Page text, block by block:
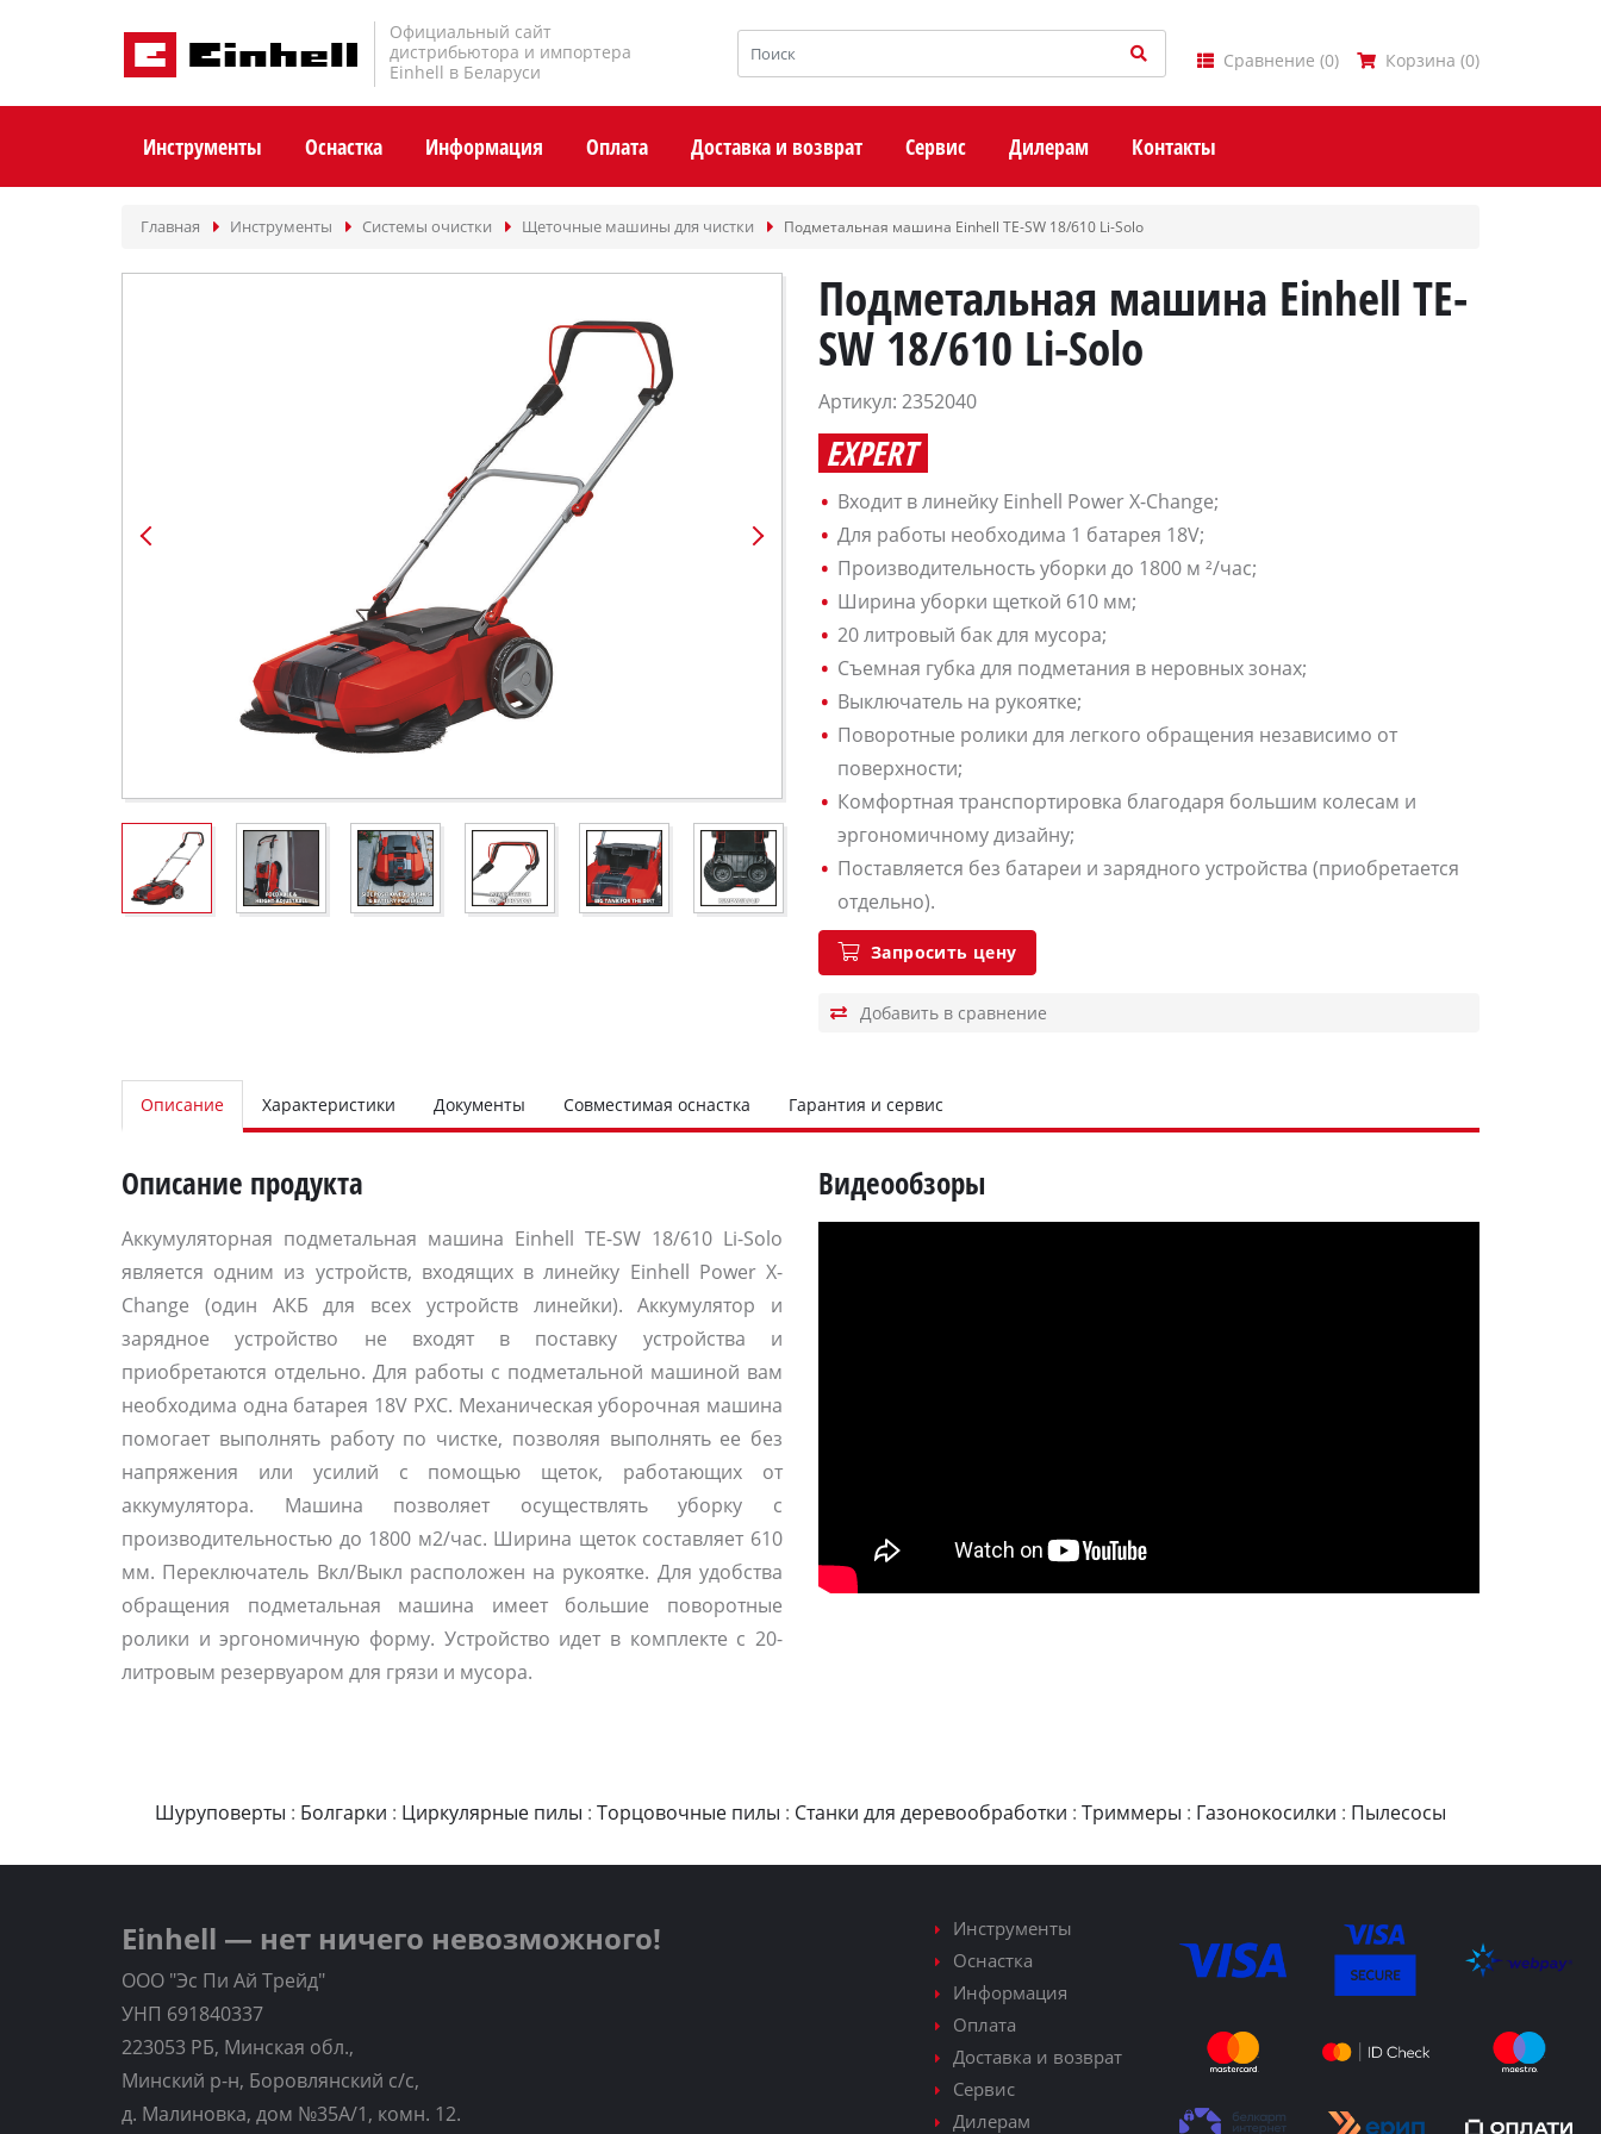
Официальный сайт
дистрибьютора и импортера
Einhell в Беларуси
Инструменты Оснастка Информация Оплата Доставка и возврат Сервис Дилерам Контакты
Сравнение (0) Корзина (0)
Главная Инструменты Системы очистки Щеточные машины для чистки Подметальная машина Einhell TE-SW 18/610 Li-Solo
Подметальная машина Einhell TE-
SW 18/610 Li-Solo
Артикул: 2352040
EXPERT
Входит в линейку Einhell Power X-Change;
Для работы необходима 1 батарея 18V;
Производительность уборки до 1800 м ²/час;
Ширина уборки щеткой 610 мм;
20 литровый бак для мусора;
Съемная губка для подметания в неровных зонах;
Выключатель на рукоятке;
Поворотные ролики для легкого обращения независимо от
поверхности;
Комфортная транспортировка благодаря большим колесам и
эргономичному дизайну;
Поставляется без батареи и зарядного устройства (приобретается
отдельно).
Запросить цену
Описание Характеристики Документы Совместимая оснастка Гарантия и сервис
Описание продукта
Аккумуляторная подметальная машина Einhell TE-SW 18/610 Li-Solo
является одним из устройств, входящих в линейку Einhell Power X-
Change (один АКБ для всех устройств линейки). Аккумулятор и
зарядное устройство не входят в поставку устройства и
приобретаются отдельно. Для работы с подметальной машиной вам
необходима одна батарея 18V PXC. Механическая уборочная машина
помогает выполнять работу по чистке, позволяя выполнять ее без
напряжения или усилий с помощью щеток, работающих от
аккумулятора. Машина позволяет осуществлять уборку с
производительностью до 1800 м2/час. Ширина щеток составляет 610
мм. Переключатель Вкл/Выкл расположен на рукоятке. Для удобства
обращения подметальная машина имеет большие поворотные
ролики и эргономичную форму. Устройство идет в комплекте с 20-
литровым резервуаром для грязи и мусора.
Видеообзоры
Шуруповерты : Болгарки : Циркулярные пилы : Торцовочные пилы : Станки для деревообработки : Триммеры : Газонокосилки : Пылесосы
Einhell — нет ничего невозможного!
ООО "Эс Пи Ай Трейд"
УНП 691840337
223053 РБ, Минская обл.,
Минский р-н, Боровлянский с/с,
д. Малиновка, дом №35A/1, комн. 12.
Инструменты
Оснастка
Информация
Оплата
Доставка и возврат
Сервис
Дилерам